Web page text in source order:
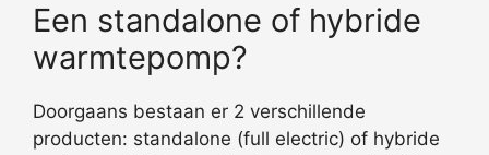
Een standalone of hybride
warmtepomp?
Doorgaans bestaan er 2 verschillende
producten: standalone (full electric) of hybride